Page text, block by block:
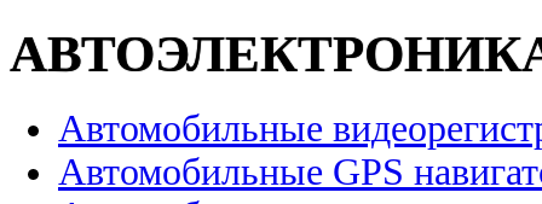
Автомобильные
Автомобильные GPS